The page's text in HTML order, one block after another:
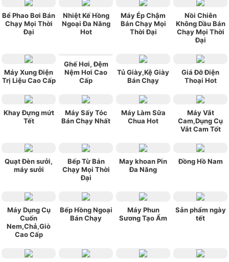
Bể Phao Bơi Bán
Chạy Mọi Thời
Đại
Nhiệt Kế Hồng
Ngoại Đa Năng
Hot
Máy Ép Chậm
Bán Chạy Mọi
Thời Đại
Nồi Chiên
Không Dầu Bán
Chạy Mọi Thời
Đại
Máy Xung Điện
Trị Liệu Cao Cấp
Ghế Hơi, Đệm
Nệm Hơi Cao
Cấp
Tủ Giày,Kệ Giày
Bán Chạy
Giá Đỡ Điện
Thoại Hot
Khay Đựng mứt
Tết
Máy Sấy Tóc
Bán Chạy Nhất
Máy Làm Sữa
Chua Hot
Máy Vắt
Cam,Dụng Cụ
Vắt Cam Tốt
Quạt Đèn sưởi,
máy sưởi
Bếp Từ Bán
Chạy Mọi Thời
Đại
May khoan Pin
Đa Năng
Đồng Hồ Nam
Máy Dụng Cụ
Cuốn
Nem,Chả,Giò
Cao Cấp
Bếp Hồng Ngoại
Bán Chạy
Máy Phun
Sương Tạo Ẩm
Sản phẩm ngày
tết